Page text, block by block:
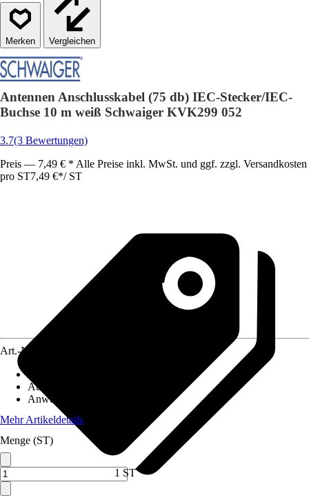
Vergleichen
Antennen Anschlusskabel (75 db) IEC-Stecker/IEC-
Buchse 10 m weiß Schwaiger KVK299 052
3.7(3 Bewertungen)
Preis — 7,49 € * Alle Preise inkl. MwSt. und ggf. zzgl. Versandkosten
pro ST7,49 €*/ ST
Art.-Nr.
Ausführung
Anwendungsbereich
Mehr Artikeldetails
Menge (ST)
1 ST